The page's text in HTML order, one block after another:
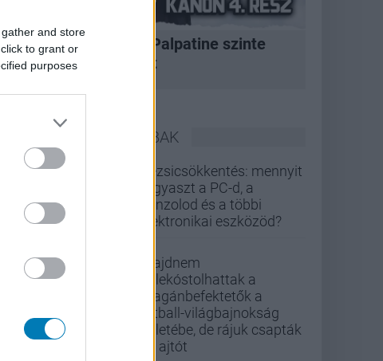
and store
to grant or
purposes
A korszak, amikor Palpatine szinte
bármit megtehetett
LEGOLVASOTTABBAK
Rezsicsökkentés: mennyit
fogyaszt a PC-d, a
konzolod és a többi
elektronikai eszközöd?
Majdnem
belekóstolhattak a
magánbefektetők a
futball-világbajnokság
üzletébe, de rájuk csapták
az ajtót